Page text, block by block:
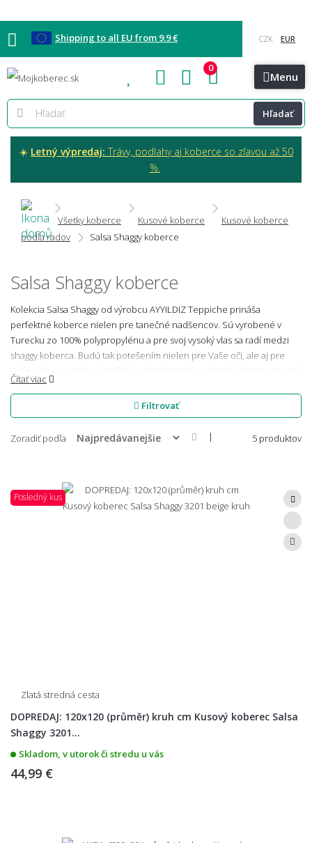
Shipping to all EU from 9.9 €
Blog Kontakt Menu
Hľadať
0
☀️ Letný výpredaj: Trávy, podlahy aj koberce so zľavou až 50
%.
Všetky koberce Kusové koberce
Kusové koberce
podľa radov
Salsa Shaggy koberce
Salsa Shaggy koberce
Kolekcia Salsa Shaggy od výrobcu AYYILDIZ Teppiche prináša
perfektné koberce nielen pre tanečné nadšencov. Sú vyrobené v
Turecku zo 100% polypropylénu a pre svoj vysoký vlas sa radí medzi
shaggy koberca. Budú tak potešením nielen pre Vaše oči, ale aj pre
Vaše nohy, pretože sú mäkké na dotyk. Medzi praktické vlastnosti patrí
najmä odolnosť a ľahká údržba. Vybrať si môžete zo šiestich farebných
prevedení a mnohých veľkostných kombinácií.
Čítať viac
Filtrovať
Zoradiť podľa | 5 produktov
Posledný kus
Zlatá stredná cesta
DOPREDAJ: 120x120 (průměr) kruh cm Kusový koberec Salsa
Shaggy 3201...
Skladom, v utorok či stredu u vás
44,99 €